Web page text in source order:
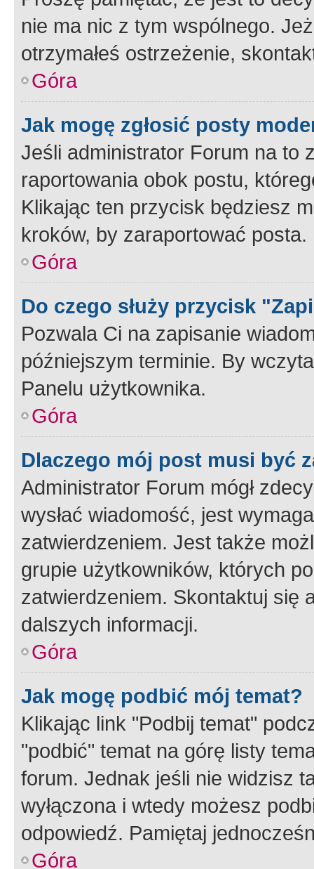
nie ma nic z tym wspólnego.
otrzymałeś ostrzeżenie,
Góra
Jak mogę zgłosić posty
Jeśli administrator Forum na to
raportowania obok postu,
Klikając ten przycisk będziesz
kroków, by zaraportować posta.
Góra
Do czego służy przycisk
Pozwala Ci na zapisanie
późniejszym terminie. By
Panelu użytkownika.
Góra
Dlaczego mój post musi być
Administrator Forum mógł
wysłać wiadomość, jest
zatwierdzeniem. Jest także
grupie użytkowników, których
zatwierdzeniem. Skontaktuj się
dalszych informacji.
Góra
Jak mogę podbić mój temat?
Klikając link "Podbij temat"
"podbić" temat na górę listy
forum. Jednak jeśli nie widzisz
wyłączona i wtedy możesz
odpowiedź. Pamiętaj
Góra